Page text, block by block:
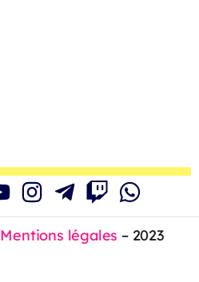
Mentions légales – 2023